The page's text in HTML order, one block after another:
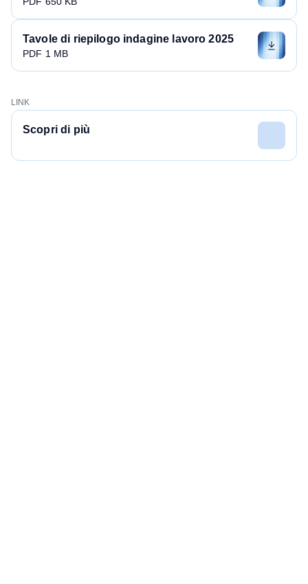
Tavole di riepilogo indagine lavoro 2025
PDF 1 MB
LINK
Scopri di più